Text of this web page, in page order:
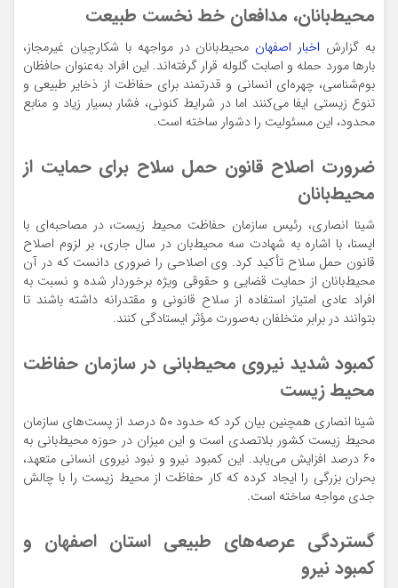
محیط‌بانان، مدافعان خط نخست طبیعت
به گزارش اخبار اصفهان محیط‌بانان در مواجهه با شکارچیان غیرمجاز،
بارها مورد حمله و اصابت گلوله قرار گرفته‌اند. این افراد به‌عنوان حافظان
بوم‌شناسی، چهره‌ای انسانی و قدرتمند برای حفاظت از ذخایر طبیعی و
تنوع زیستی ایفا می‌کنند اما در شرایط کنونی، فشار بسیار زیاد و منابع
محدود، این مسئولیت را دشوار ساخته است.
ضرورت اصلاح قانون حمل سلاح برای حمایت از
محیط‌بانان
شینا انصاری، رئیس سازمان حفاظت محیط زیست، در مصاحبه‌ای با
ایسنا، با اشاره به شهادت سه محیط‌بان در سال جاری، بر لزوم اصلاح
قانون حمل سلاح تأکید کرد. وی اصلاحی را ضروری دانست که در آن
محیط‌بانان از حمایت قضایی و حقوقی ویژه برخوردار شده و نسبت به
افراد عادی امتیاز استفاده از سلاح قانونی و مقتدرانه داشته باشند تا
بتوانند در برابر متخلفان به‌صورت مؤثر ایستادگی کنند.
کمبود شدید نیروی محیط‌بانی در سازمان حفاظت
محیط زیست
شینا انصاری همچنین بیان کرد که حدود ۵۰ درصد از پست‌های سازمان
محیط زیست کشور بلاتصدی است و این میزان در حوزه محیط‌بانی به
۶۰ درصد افزایش می‌یابد. این کمبود نیرو و نبود نیروی انسانی متعهد،
بحران بزرگی را ایجاد کرده که کار حفاظت از محیط زیست را با چالش
جدی مواجه ساخته است.
گستردگی عرصه‌های طبیعی استان اصفهان و
کمبود نیرو